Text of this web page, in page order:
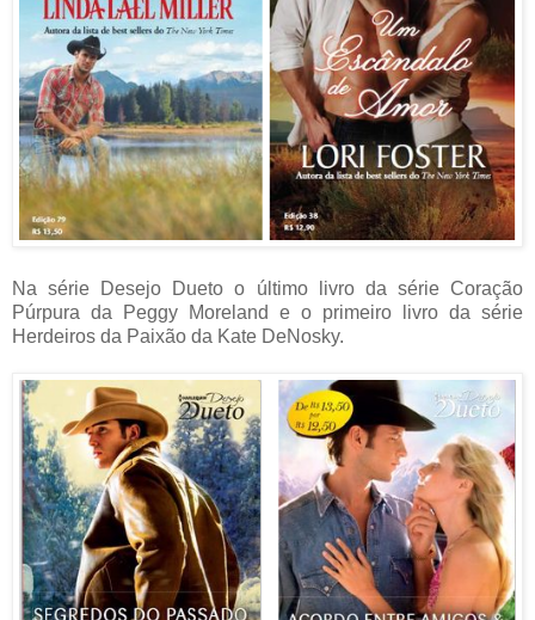
Na série Desejo Dueto o último livro da série Coração
Púrpura da Peggy Moreland e o primeiro livro da série
Herdeiros da Paixão da Kate DeNosky.